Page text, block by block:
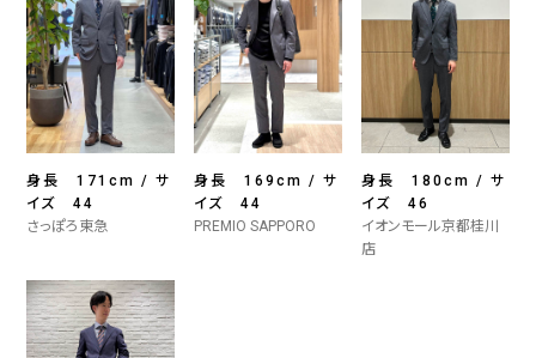
身長 171cm / サ
イズ 44
さっぽろ東急
身長 169cm / サ
イズ 44
PREMIO SAPPORO
身長 180cm / サ
イズ 46
イオンモール京都桂川
店